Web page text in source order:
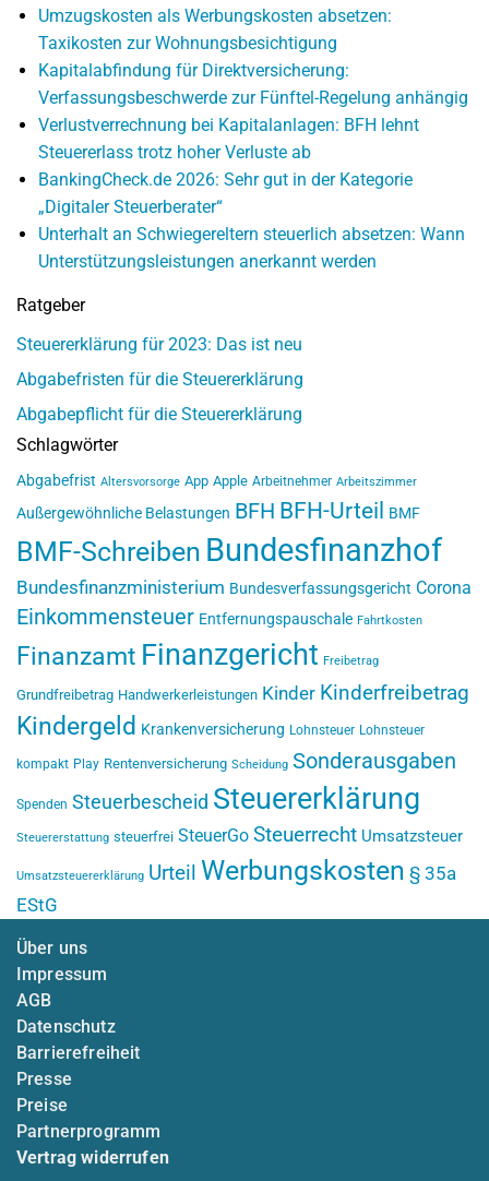
Umzugskosten als Werbungskosten absetzen:
Taxikosten zur Wohnungsbesichtigung
Kapitalabfindung für Direktversicherung:
Verfassungsbeschwerde zur Fünftel-Regelung anhängig
Verlustverrechnung bei Kapitalanlagen: BFH lehnt
Steuererlass trotz hoher Verluste ab
BankingCheck.de 2026: Sehr gut in der Kategorie
„Digitaler Steuerberater“
Unterhalt an Schwiegereltern steuerlich absetzen: Wann
Unterstützungsleistungen anerkannt werden
Ratgeber
Steuererklärung für 2023: Das ist neu
Abgabefristen für die Steuererklärung
Abgabepflicht für die Steuererklärung
Schlagwörter
Abgabefrist Altersvorsorge App Apple Arbeitnehmer Arbeitszimmer
Außergewöhnliche Belastungen BFH BFH-Urteil BMF
BMF-Schreiben Bundesfinanzhof
Bundesfinanzministerium Bundesverfassungsgericht Corona
Einkommensteuer Entfernungspauschale Fahrtkosten
Finanzamt Finanzgericht Freibetrag
Grundfreibetrag Handwerkerleistungen Kinder Kinderfreibetrag
Kindergeld Krankenversicherung Lohnsteuer Lohnsteuer
kompakt Play Rentenversicherung Scheidung Sonderausgaben
Spenden Steuerbescheid Steuererklärung
Steuererstattung steuerfrei SteuerGo Steuerrecht Umsatzsteuer
Umsatzsteuererklärung Urteil Werbungskosten § 35a
EStG
Über uns
Impressum
AGB
Datenschutz
Barrierefreiheit
Presse
Preise
Partnerprogramm
Vertrag widerrufen